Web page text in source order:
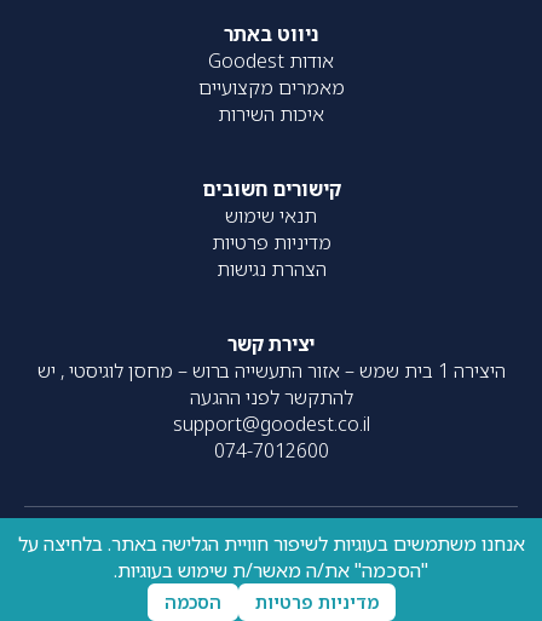
ניווט באתר
אודות Goodest
מאמרים מקצועיים
איכות השירות
קישורים חשובים
תנאי שימוש
מדיניות פרטיות
הצהרת נגישות
יצירת קשר
היצירה 1 בית שמש – אזור התעשייה ברוש – מחסן לוגיסטי , יש
להתקשר לפני ההגעה
support@goodest.co.il
074-7012600
כל הזכויות שמורות – 2020- עוצב על ידיresolve| פותח על ידי
UpNext
אנחנו משתמשים בעוגיות לשיפור חוויית הגלישה באתר. בלחיצה על
"הסכמה" את/ה מאשר/ת שימוש בעוגיות.
מדיניות פרטיות הסכמה